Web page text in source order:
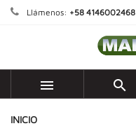
Llámenos: +58 4146002468
 
INICIO